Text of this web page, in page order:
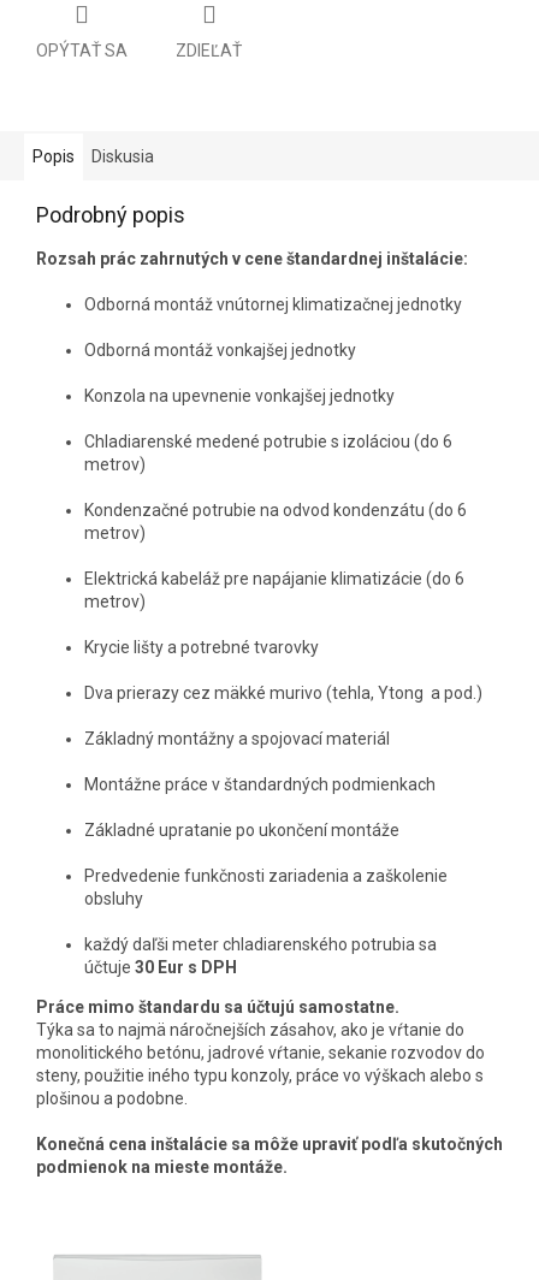
OPÝTAŤ SA ZDIEĽAŤ
Popis Diskusia
Podrobný popis
Rozsah prác zahrnutých v cene štandardnej inštalácie:
Odborná montáž vnútornej klimatizačnej jednotky
Odborná montáž vonkajšej jednotky
Konzola na upevnenie vonkajšej jednotky
Chladiarenské medené potrubie s izoláciou (do 6
metrov)
Kondenzačné potrubie na odvod kondenzátu (do 6
metrov)
Elektrická kabeláž pre napájanie klimatizácie (do 6
metrov)
Krycie lišty a potrebné tvarovky
Dva prierazy cez mäkké murivo (tehla, Ytong a pod.)
Základný montážny a spojovací materiál
Montážne práce v štandardných podmienkach
Základné upratanie po ukončení montáže
Predvedenie funkčnosti zariadenia a zaškolenie
obsluhy
každý daľši meter chladiarenského potrubia sa
účtuje 30 Eur s DPH
Práce mimo štandardu sa účtujú samostatne.
Týka sa to najmä náročnejších zásahov, ako je vŕtanie do
monolitického betónu, jadrové vŕtanie, sekanie rozvodov do
steny, použitie iného typu konzoly, práce vo výškach alebo s
plošinou a podobne.
Konečná cena inštalácie sa môže upraviť podľa skutočných
podmienok na mieste montáže.